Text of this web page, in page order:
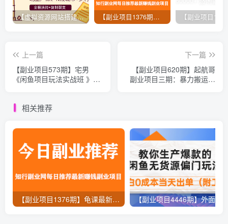
【虚拟资源网站搭建服务】加盟本站系统，做一个和本站一样的独立网站，躺赚的项目 【副业项目1376期】龟课最新闲鱼项目玩法实战教程_全新升级月收益几千到几万
上一篇
【副业项目573期】宅男
《闲鱼项目玩法实战班 》线
下一篇
【副业项目620期】起航哥
副业项目三期：暴力搬运不
相关推荐
【副业项目1376期】龟课最新闲鱼项目玩法实战教程_全新升级月收益几千到几万